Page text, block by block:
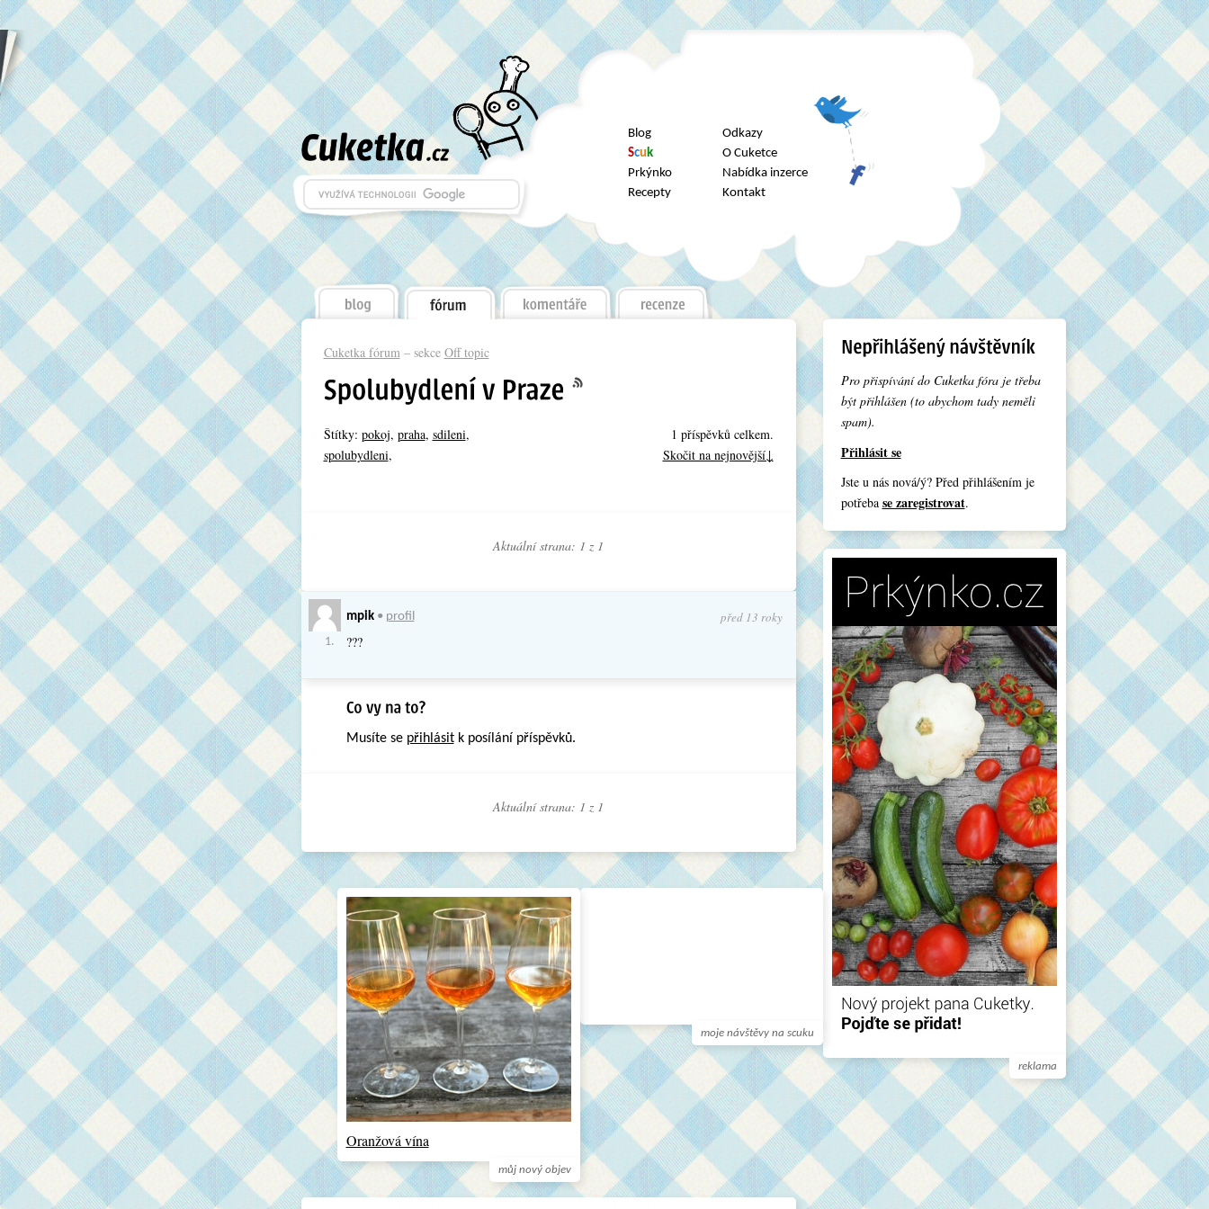
Blog
Scuk
Prkýnko
Recepty
Odkazy
O Cuketce
Nabídka inzerce
Kontakt
Cuketka fórum– sekce Off topic
Štítky: pokoj, praha, sdileni,
spolubydleni,
1 příspěvků celkem.
Skočit na nejnovější↓
Aktuální strana: 1 z 1
1.
mpik• profil před 13 roky
???
Musíte se přihlásitk posílání příspěvků.
Aktuální strana: 1 z 1
Pro přispívání do Cuketka fóra je třeba
být přihlášen (to abychom tady neměli
spam).
Přihlásit se
Jste u nás nová/ý? Před přihlášením je
potřeba se zaregistrovat.
reklama
moje návštěvy na scuku
můj nový objev
Oranžová vína